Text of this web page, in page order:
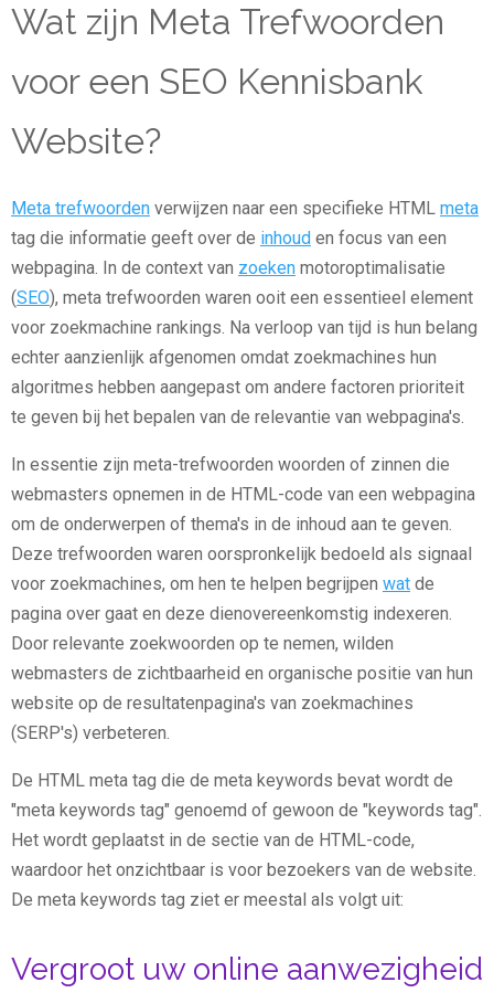
Wat zijn Meta Trefwoorden
voor een SEO Kennisbank
Website?
Meta trefwoorden verwijzen naar een specifieke HTML meta
tag die informatie geeft over de inhoud en focus van een
webpagina. In de context van zoeken motoroptimalisatie
(SEO), meta trefwoorden waren ooit een essentieel element
voor zoekmachine rankings. Na verloop van tijd is hun belang
echter aanzienlijk afgenomen omdat zoekmachines hun
algoritmes hebben aangepast om andere factoren prioriteit
te geven bij het bepalen van de relevantie van webpagina's.
In essentie zijn meta-trefwoorden woorden of zinnen die
webmasters opnemen in de HTML-code van een webpagina
om de onderwerpen of thema's in de inhoud aan te geven.
Deze trefwoorden waren oorspronkelijk bedoeld als signaal
voor zoekmachines, om hen te helpen begrijpen wat de
pagina over gaat en deze dienovereenkomstig indexeren.
Door relevante zoekwoorden op te nemen, wilden
webmasters de zichtbaarheid en organische positie van hun
website op de resultatenpagina's van zoekmachines
(SERP's) verbeteren.
De HTML meta tag die de meta keywords bevat wordt de
"meta keywords tag" genoemd of gewoon de "keywords tag".
Het wordt geplaatst in de sectie van de HTML-code,
waardoor het onzichtbaar is voor bezoekers van de website.
De meta keywords tag ziet er meestal als volgt uit:
Vergroot uw online aanwezigheid